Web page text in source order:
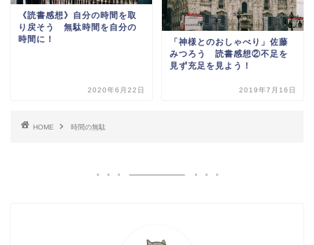
《読書感想》自分の時間を取
り戻そう 無駄時間を自分の
時間に！
2020年6月22日
「神様とのおしゃべり」佐藤
みつろう 読書感想②不足を
見ず充足を見よう！
2019年7月16日
HOME 時間の無駄